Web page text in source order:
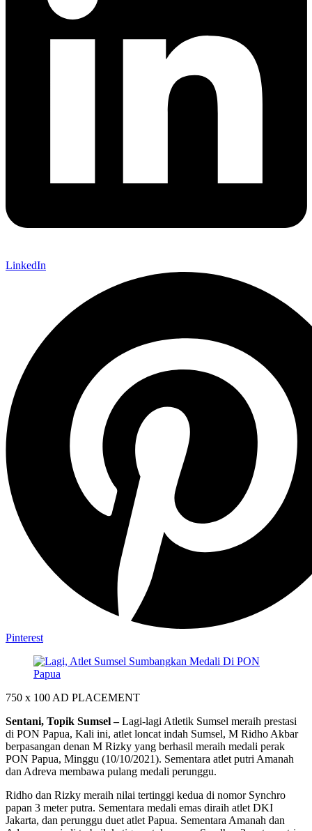
LinkedIn
Pinterest
750 x 100 AD PLACEMENT
Sentani, Topik Sumsel –Lagi-lagi Atletik Sumsel meraih prestasi
di PON Papua, Kali ini, atlet loncat indah Sumsel, M Ridho Akbar
berpasangan denan M Rizky yang berhasil meraih medali perak
PON Papua, Minggu (10/10/2021). Sementara atlet putri Amanah
dan Adreva membawa pulang medali perunggu.
Ridho dan Rizky meraih nilai tertinggi kedua di nomor Synchro
papan 3 meter putra. Sementara medali emas diraih atlet DKI
Jakarta, dan perunggu duet atlet Papua. Sementara Amanah dan